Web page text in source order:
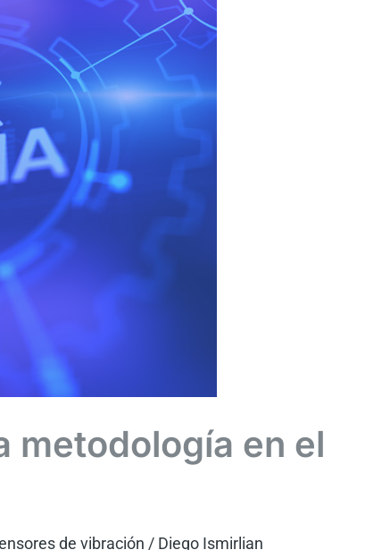
metodología en el
de vibración / Diego Ismirlian